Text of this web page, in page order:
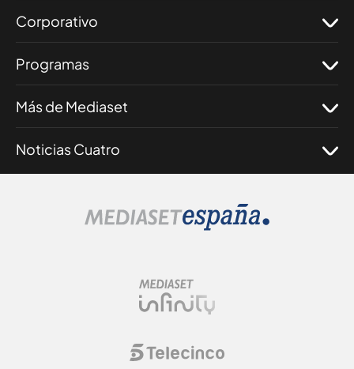
Corporativo
Programas
Más de Mediaset
Noticias Cuatro